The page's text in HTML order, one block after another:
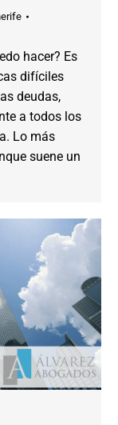
hacer? Es
difíciles
deudas,
a todos los
Lo más
suene un